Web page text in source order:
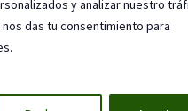
y analizar nuestro
nos das tu consentimiento para
de la Santa Vera